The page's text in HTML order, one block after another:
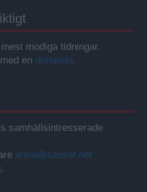
modiga tidningar.
en donation.
samhällsintresserade
anna@sasser.net
.